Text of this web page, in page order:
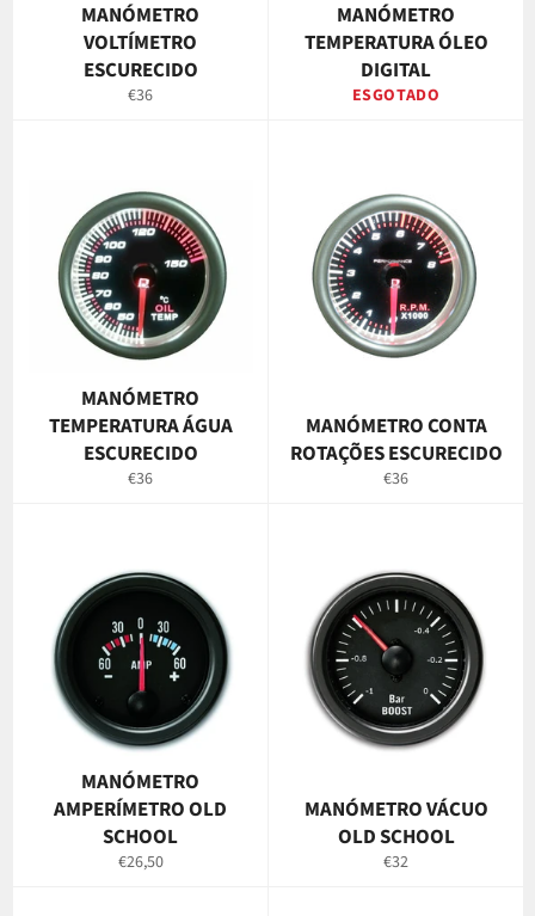
MANÓMETRO
VOLTÍMETRO
ESCURECIDO
Preço
€36
MANÓMETRO
TEMPERATURA ÓLEO
DIGITAL
ESGOTADO
MANÓMETRO
TEMPERATURA ÁGUA
ESCURECIDO
Preço
€36
MANÓMETRO CONTA
ROTAÇÕES ESCURECIDO
Preço
€36
MANÓMETRO
AMPERÍMETRO OLD
SCHOOL
Preço
€26,50
MANÓMETRO VÁCUO
OLD SCHOOL
Preço
€32